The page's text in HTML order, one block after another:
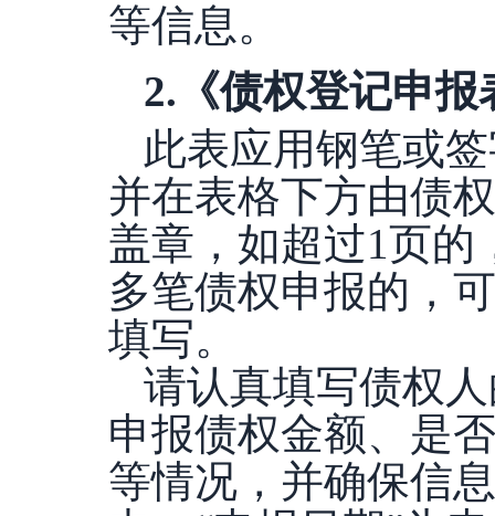
等信息。
2. 《债权登记申报
此表应用钢笔或
并在表格下方由债
盖章，如超过1页的
多笔债权申报的，
填写。
请认真填写债权
申报债权金额、是
等情况，并确保信